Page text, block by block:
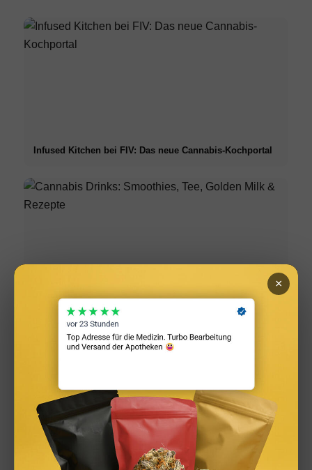
Infused Kitchen bei FIV: Das neue Cannabis-Kochportal
Cannabis Drinks: Smoothies, Tee, Golden Milk &
Rezepte
×